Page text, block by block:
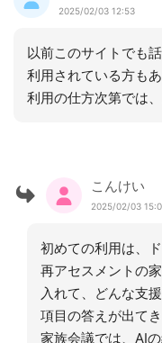
2025/02/03 12:53
以前このサイトでも
利用されている方もあ
利用の仕方次第では
こんけい
2025/02/03
初めての利用は、
再アセスメントの
入れて、どんな支
項目の答えが出てき
家族会議では、AI